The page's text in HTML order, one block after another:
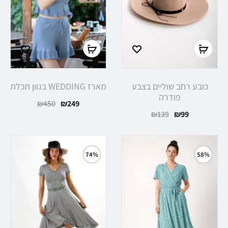
כובע רחב שוליים בצבע
פודרה
₪139 המחיר
היה:
₪99המחיר
הוא:
₪99.
בחר
אפשרויות
מארז WEDDING בגוון תכלת
₪450 המחיר
היה:
₪249המחיר
הוא:
₪249.
58%
74%